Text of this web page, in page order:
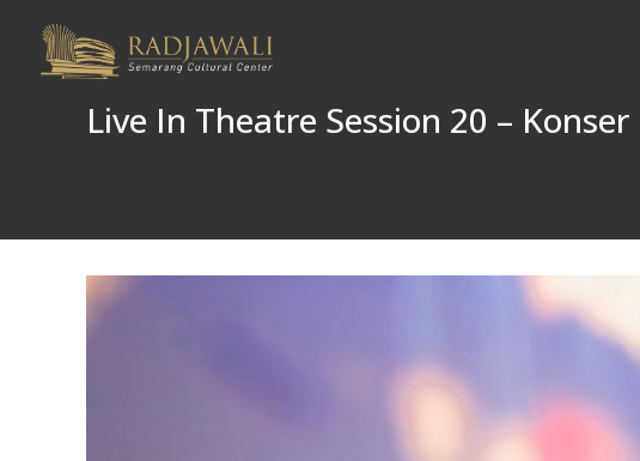
Live In Theatre Session 20 –